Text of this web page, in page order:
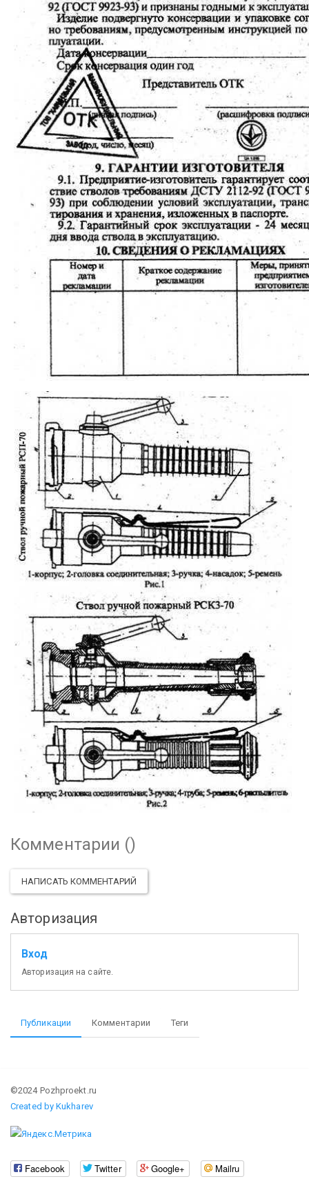
Комментарии ()
НАПИСАТЬ КОММЕНТАРИЙ
Авторизация
Вход
Авторизация на сайте.
Публикации Комментарии Теги
©2024 Pozhproekt.ru
Created by Kukharev
Facebook Twitter Google+
Mailru